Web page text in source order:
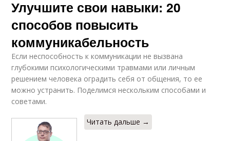
Улучшите свои навыки: 20
способов повысить
коммуникабельность
Если неспособность к коммуникации не вызвана
глубокими психологическими травмами или личным
решением человека оградить себя от общения, то ее
можно устранить. Поделимся нескольким способами и
советами.
Читать дальше →